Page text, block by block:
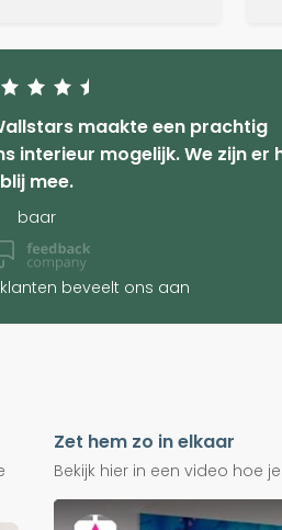
maakte een prachtig
interieur mogelijk. We zijn er
blij mee.
baar
klanten beveelt ons aan
Zet hem zo in elkaar
Bekijk hier in een video hoe